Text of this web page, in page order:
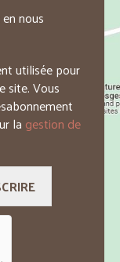
nous
utilisée pour
site. Vous
la gestion de